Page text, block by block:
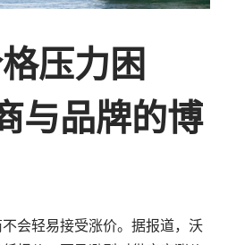
压力困
与品牌的博
会轻易接受涨价。据报道，沃